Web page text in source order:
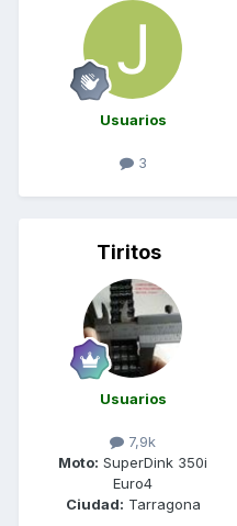
Usuarios
3
Tiritos
Usuarios
7,9k
Moto: SuperDink 350i
Euro4
Ciudad: Tarragona